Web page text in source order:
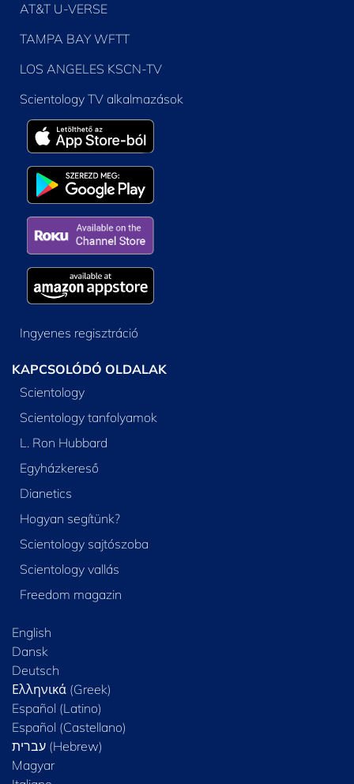
AT&T U-VERSE
TAMPA BAY WFTT
LOS ANGELES KSCN-TV
Scientology TV alkalmazások
Ingyenes regisztráció
KAPCSOLÓDÓ OLDALAK
Scientology
Scientology tanfolyamok
L. Ron Hubbard
Egyházkereső
Dianetics
Hogyan segítünk?
Scientology sajtószoba
Scientology vallás
Freedom magazin
English
Dansk
Deutsch
Ελληνικά (Greek)
Español (Latino)
Español (Castellano)
Magyar